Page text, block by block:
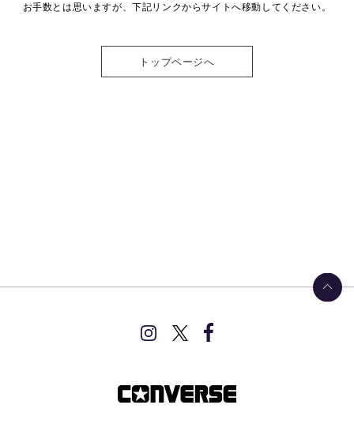
お手数とは思いますが、下記リンクからサイトへ移動してください。
トップページへ